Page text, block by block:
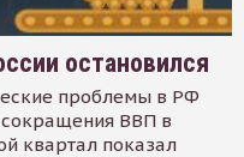
остановился
проблемы в РФ
сокращения ВВП в
квартал показал